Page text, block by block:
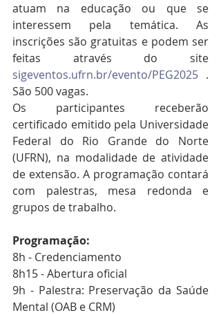
atuam na educação ou que se
interessem pela temática. As
inscrições são gratuitas e podem ser
sigeventos.ufrn.br/evento/PEG2025 .
São 500 vagas.
Os participantes receberão
certificado emitido pela Universidade
Federal do Rio Grande do Norte
(UFRN), na modalidade de atividade
de extensão. A programação contará
com palestras, mesa redonda e
grupos de trabalho.
Programação:
8h - Credenciamento
8h15 - Abertura oficial
9h - Palestra: Preservação da Saúde
Mental (OAB e CRM)